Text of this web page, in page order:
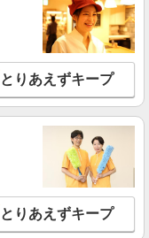
とりあえずキープ
とりあえずキープ